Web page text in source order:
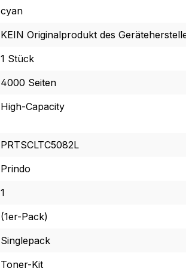
cyan
KEIN Originalprodukt des
1 Stück
4000 Seiten
High-Capacity
PRTSCLTC5082L
Prindo
1
(1er-Pack)
Singlepack
Toner-Kit